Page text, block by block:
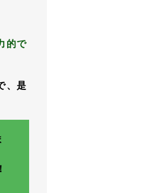
的で
、是